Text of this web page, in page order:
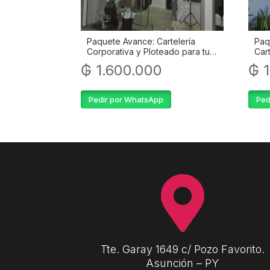
Paquete Avance: Cartelería
Corporativa y Ploteado para tu
₲ 1.600.000
Pedir por WhatsApp
₲

Tte. Garay 1649 c/ Pozo Favorito.
Asunción – PY